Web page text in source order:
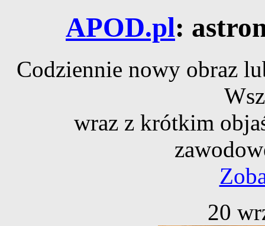
APOD.pl:
Codziennie nowy obraz
wraz z krótkim
20